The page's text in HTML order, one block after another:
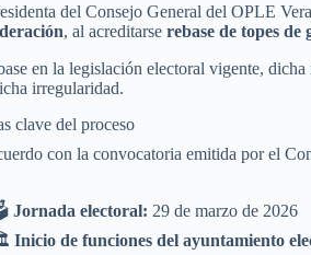
del Consejo General del OPLE
, al acreditarse rebase de topes de
en la legislación electoral vigente,
irregularidad.
clave del proceso
con la convocatoria emitida por el
Jornada electoral: 29 de marzo de 2026
Inicio de funciones del ayuntamiento